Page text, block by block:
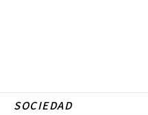
SOCIEDAD